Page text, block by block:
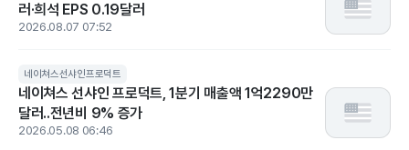
러·희석 EPS 0.19달러
2026.08.07 07:52
네이쳐스선샤인프로덕트
네이쳐스 선샤인 프로덕트, 1분기 매출액 1억2290만
달러..전년비 9% 증가
2026.05.08 06:46